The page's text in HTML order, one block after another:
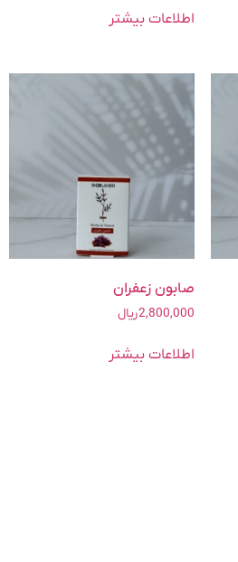
اطلاعات بیشتر
صابون زعفران
2,800,000ریال
اطلاعات بیشتر